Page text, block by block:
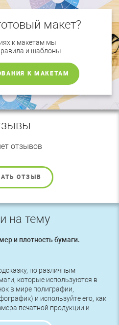
макет?
к макетам мы
и шаблоны.
К МАКЕТАМ
отзывов
ОТЗЫВ
на тему
и плотность бумаги.
по различным
которые используются в
в мире полиграфии,
и используйте его, как
печатной продукции и